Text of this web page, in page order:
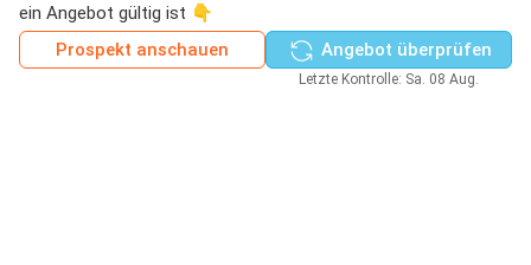
ein Angebot gültig ist 👇
Prospekt anschauen
Angebot überprüfen
Letzte Kontrolle: Sa. 08 Aug.